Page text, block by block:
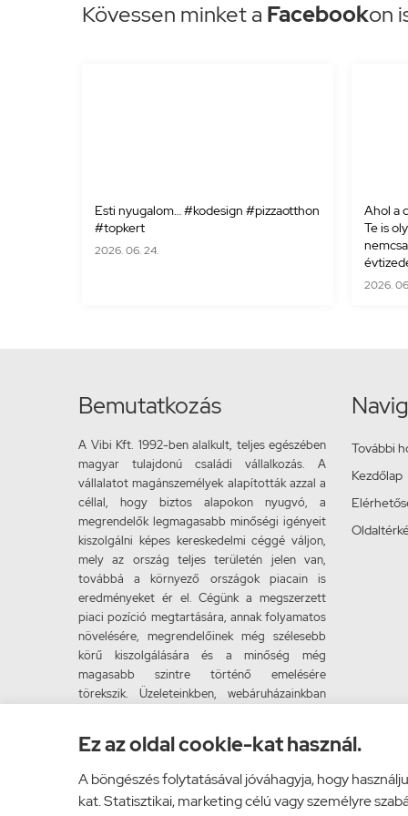
Ez az oldal cookie-kat használ.
A böngészés folytatásával jóváhagyja, hogy
kat. Statisztikai, marketing célú vagy személyre
Kövessen minket a Facebookon
Esti nyugalom… #kodesign #pizzaotthon
#topkert
2026. 06. 24.
Ahol a
Te is
2026. 06.
Bemutatkozás
A Vibi Kft. 1992-ben alalkult, teljes egészében
magyar tulajdonú családi vállalkozás. A
vállalatot magánszemélyek alapították azzal a
céllal, hogy biztos alapokon nyugvó, a
megrendelők legmagasabb minőségi igényeit
kiszolgálni képes kereskedelmi céggé váljon,
mely az ország teljes területén jelen van,
továbbá a környező országok piacain is
eredményeket ér el. Cégünk a megszerzett
piaci pozíció megtartására, annak folyamatos
növelésére, megrendelőinek még szélesebb
körű kiszolgálására és a minőség még
magasabb szintre történő emelésére
törekszik. Üzeleteinkben, webáruházainkban
elégedett vásárlóink közt üdvözölhetjük.
További
Kezdőlap